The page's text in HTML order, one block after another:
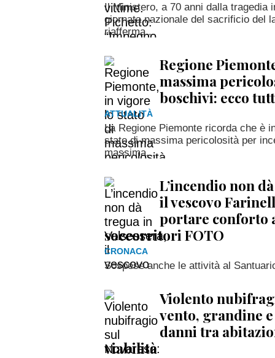
Il Ministero, a 70 anni dalla tragedia
giornata nazionale del sacrificio del
riafferma...
Regione
massima
boschivi: ecco
ATTUALITÀ
La Regione Piemonte ricorda che è
stato di massima pericolosità per
massima...
L’incendio non
il vescovo
portare conforto
soccorritori FOTO
CRONACA
Sospese anche le attività al
Violento
vento, grandine
danni tra
viabilità